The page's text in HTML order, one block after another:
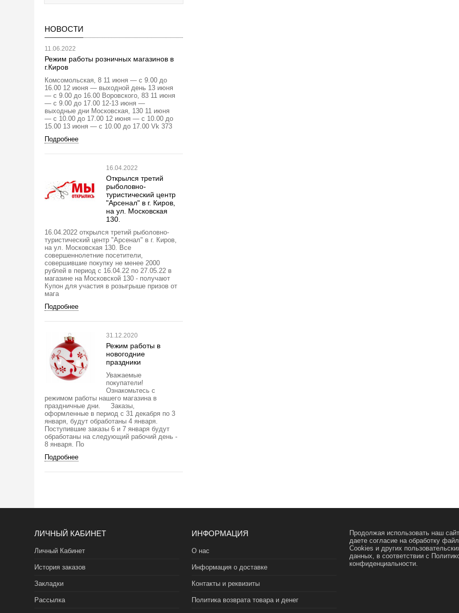
НОВОСТИ
11.06.2022
Режим работы розничных магазинов в
г.Киров
Комсомольская, 8 11 июня — с 9.00 до
16.00 12 июня — выходной день 13 июня
— с 9.00 до 16.00 Воровского, 83 11 июня
— с 9.00 до 17.00 12-13 июня —
выходные дни Московская, 130 11 июня
— с 10.00 до 17.00 12 июня — с 10.00 до
15.00 13 июня — с 10.00 до 17.00 Vk 373
Подробнее
16.04.2022
Открылся третий
рыболовно-
туристический центр
"Арсенал" в г. Киров,
на ул. Московская
130.
16.04.2022 открылся третий рыболовно-
туристический центр "Арсенал" в г. Киров,
на ул. Московская 130. Все
совершеннолетние посетители,
совершившие покупку не менее 2000
рублей в период с 16.04.22 по 27.05.22 в
магазине на Московской 130 - получают
Купон для участия в розыгрыше призов от
мага
Подробнее
31.12.2020
Режим работы в
новогодние
праздники
Уважаемые
покупатели!
Ознакомьтесь с
режимом работы нашего магазина в
праздничные дни. Заказы,
оформленные в период с 31 декабря по 3
января, будут обработаны 4 января.
Поступившие заказы 6 и 7 января будут
обработаны на следующий рабочий день -
8 января. По
Подробнее
ЛИЧНЫЙ КАБИНЕТ
Личный Кабинет
История заказов
Закладки
Рассылка
ИНФОРМАЦИЯ
О нас
Информация о доставке
Контакты и реквизиты
Политика возврата товара и денег
Продолжая использовать наш
даете согласие на обработку
Cookies и других
данных, в соответствии с
конфиденциальности.